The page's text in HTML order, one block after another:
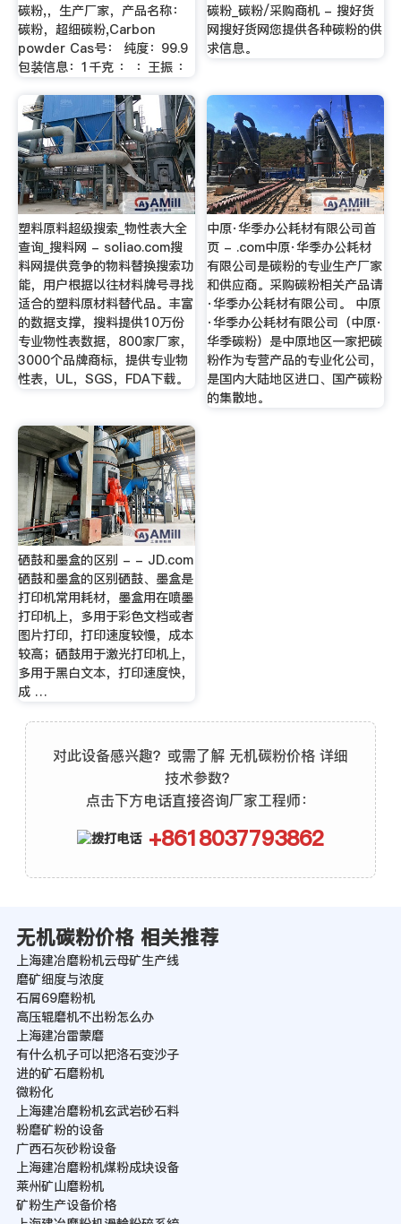
碳粉,，生产厂家，产品名称：
碳粉，超细碳粉,Carbon
powder Cas号： 纯度：99.9
包装信息：1千克 ： ：王振 ：
碳粉_碳粉/采购商机 - 搜好货
网搜好货网您提供各种碳粉的供
求信息。
塑料原料超级搜索_物性表大全
查询_搜料网 - soliao.com搜
料网提供竞争的物料替换搜索功
能，用户根据以往材料牌号寻找
适合的塑料原材料替代品。丰富
的数据支撑，搜料提供10万份
专业物性表数据，800家厂家，
3000个品牌商标，提供专业物
性表，UL，SGS，FDA下载。
中原·华季办公耗材有限公司首
页 - .com中原·华季办公耗材
有限公司是碳粉的专业生产厂家
和供应商。采购碳粉相关产品请
·华季办公耗材有限公司。 中原
·华季办公耗材有限公司（中原·
华季碳粉）是中原地区一家把碳
粉作为专营产品的专业化公司，
是国内大陆地区进口、国产碳粉
的集散地。
硒鼓和墨盒的区别 - - JD.com
硒鼓和墨盒的区别硒鼓、墨盒是
打印机常用耗材，墨盒用在喷墨
打印机上，多用于彩色文档或者
图片打印，打印速度较慢，成本
较高；硒鼓用于激光打印机上，
多用于黑白文本，打印速度快，
成 …
对此设备感兴趣？或需了解 无机碳粉价格 详细
技术参数？
点击下方电话直接咨询厂家工程师：
+8618037793862
无机碳粉价格 相关推荐
上海建冶磨粉机云母矿生产线
磨矿细度与浓度
石屑69磨粉机
高压辊磨机不出粉怎么办
上海建冶雷蒙磨
有什么机子可以把洛石变沙子
进的矿石磨粉机
微粉化
上海建冶磨粉机玄武岩砂石料
粉磨矿粉的设备
广西石灰砂粉设备
上海建冶磨粉机煤粉成块设备
莱州矿山磨粉机
矿粉生产设备价格